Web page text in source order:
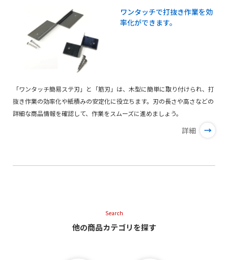
ワンタッチで打抜き作業を効
率化ができます。
→
詳細
「ワンタッチ簡易ステ刃」と「筋刃」は、木型に簡単に取り付けられ、打
抜き作業の効率化や紙積みの安定化に役立ちます。刃の長さや高さなどの
詳細な商品情報を確認して、作業をスムーズに進めましょう。
Search
他の商品カテゴリを探す